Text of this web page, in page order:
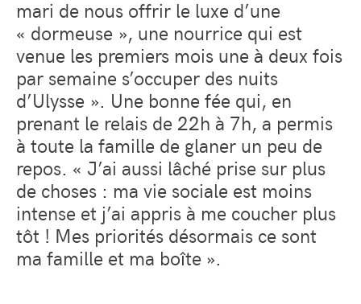
mari de nous offrir le luxe d’une
« dormeuse », une nourrice qui est
venue les premiers mois une à deux fois
par semaine s’occuper des nuits
d’Ulysse ». Une bonne fée qui, en
prenant le relais de 22h à 7h, a permis
à toute la famille de glaner un peu de
repos. « J’ai aussi lâché prise sur plus
de choses : ma vie sociale est moins
intense et j’ai appris à me coucher plus
tôt ! Mes priorités désormais ce sont
ma famille et ma boîte ».